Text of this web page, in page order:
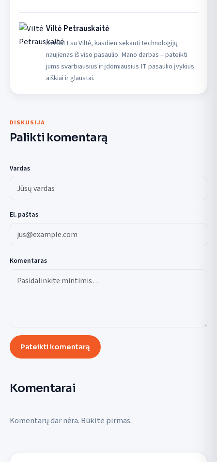
Viltė Petrauskaitė
Sveiki! Esu Viltė, kasdien sekanti technologijų
naujienas iš viso pasaulio. Mano darbas – pateikti
jums svarbiausius ir įdomiausius IT pasaulio įvykius
aiškiai ir glaustai.
DISKUSIJA
Palikti komentarą
Vardas
El. paštas
Komentaras
Pateikti komentarą
Komentarai
Komentarų dar nėra. Būkite pirmas.